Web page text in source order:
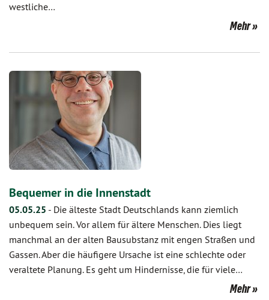
westliche…
Mehr
Bequemer in die Innenstadt
05.05.25 - Die älteste Stadt Deutschlands kann ziemlich
unbequem sein. Vor allem für ältere Menschen. Dies liegt
manchmal an der alten Bausubstanz mit engen Straßen und
Gassen. Aber die häufigere Ursache ist eine schlechte oder
veraltete Planung. Es geht um Hindernisse, die für viele…
Mehr